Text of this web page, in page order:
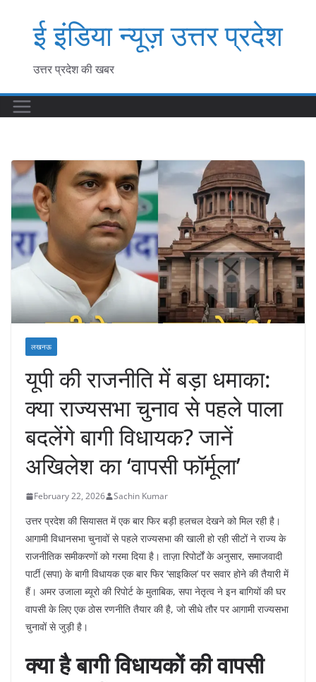
contentई इंडिया न्यूज़ उत्तर प्रदेश
उत्तर प्रदेश की खबर
लखनऊ
​यूपी की राजनीति में बड़ा धमाका:
क्या राज्यसभा चुनाव से पहले पाला
बदलेंगे बागी विधायक? जानें
अखिलेश का ‘वापसी फॉर्मूला’
February 22, 2026 Sachin Kumar
​उत्तर प्रदेश की सियासत में एक बार फिर बड़ी हलचल देखने को मिल रही है।
आगामी विधानसभा चुनावों से पहले राज्यसभा की खाली हो रही सीटों ने राज्य के
राजनीतिक समीकरणों को गरमा दिया है। ताज़ा रिपोर्टों के अनुसार, समाजवादी
पार्टी (सपा) के बागी विधायक एक बार फिर ‘साइकिल’ पर सवार होने की तैयारी में
हैं। अमर उजाला ब्यूरो की रिपोर्ट के मुताबिक, सपा नेतृत्व ने इन बागियों की घर
वापसी के लिए एक ठोस रणनीति तैयार की है, जो सीधे तौर पर आगामी राज्यसभा
चुनावों से जुड़ी है।
क्या है बागी विधायकों की वापसी